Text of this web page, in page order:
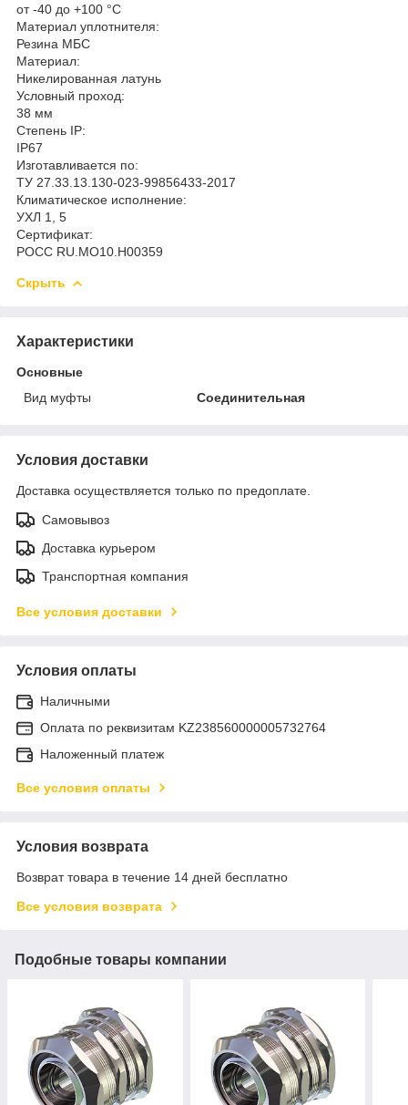
от -40 до +100 °С
Материал уплотнителя:
Резина МБС
Материал:
Никелированная латунь
Условный проход:
38 мм
Степень IP:
IP67
Изготавливается по:
ТУ 27.33.13.130-023-99856433-2017
Климатическое исполнение:
УХЛ 1, 5
Сертификат:
РОСС RU.MO10.H00359
Скрыть
Характеристики
Основные
Вид муфты
Соединительная
Условия доставки
Доставка осуществляется только по предоплате.
Самовывоз
Доставка курьером
Транспортная компания
Все условия доставки
Условия оплаты
Наличными
Оплата по реквизитам KZ238560000005732764
Наложенный платеж
Все условия оплаты
Условия возврата
Возврат товара в течение 14 дней бесплатно
Все условия возврата
Подобные товары компании